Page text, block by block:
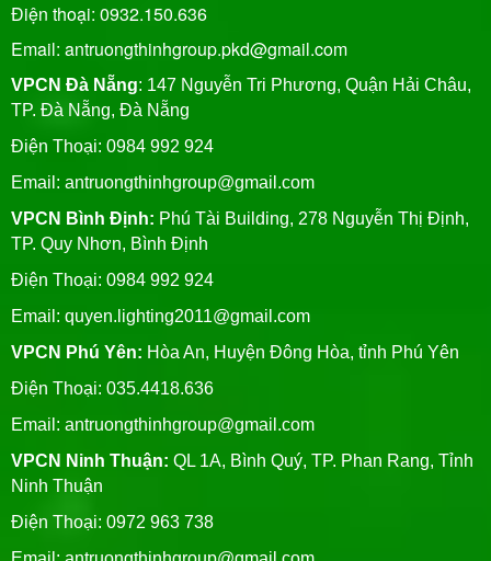
Điện thoại: 0932.150.636
Email: antruongthinhgroup.pkd@gmail.com
VPCN Đà Nẵng: 147 Nguyễn Tri Phương, Quận Hải Châu,
TP. Đà Nẵng, Đà Nẵng
Điện Thoại: 0984 992 924
Email: antruongthinhgroup@gmail.com
VPCN Bình Định: Phú Tài Building, 278 Nguyễn Thị Định,
TP. Quy Nhơn, Bình Định
Điện Thoại: 0984 992 924
Email: quyen.lighting2011@gmail.com
VPCN Phú Yên: Hòa An, Huyện Đông Hòa, tỉnh Phú Yên
Điện Thoại: 035.4418.636
Email: antruongthinhgroup@gmail.com
VPCN Ninh Thuận: QL 1A, Bình Quý, TP. Phan Rang, Tỉnh
Ninh Thuận
Điện Thoại: 0972 963 738